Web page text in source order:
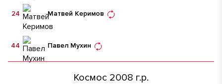
Матвей Керимов
24
Павел Мухин
44
Космос 2008 г.р.